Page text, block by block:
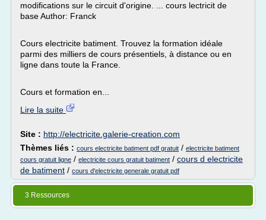
modifications sur le circuit d'origine. ... cours lectricit de
base Author: Franck
Cours electricite batiment. Trouvez la formation idéale
parmi des milliers de cours présentiels, à distance ou en
ligne dans toute la France.
Cours et formation en...
Lire la suite
Site : http://electricite.galerie-creation.com
Thèmes liés : cours electricite batiment pdf gratuit / electricite batiment
cours gratuit ligne / electricite cours gratuit batiment / cours d electricite
de batiment / cours d'electricite generale gratuit pdf
3 Ressources